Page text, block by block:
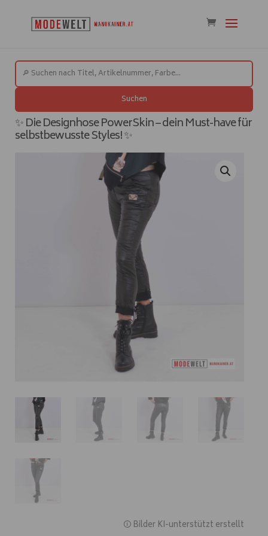
Suchen
✨ Die Designhose PowerSkin – dein Must-have für
selbstbewusste Styles! ✨
🛈 Bilder KI-unterstützt erstellt